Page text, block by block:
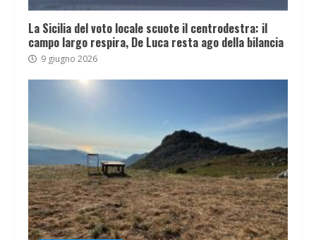
La Sicilia del voto locale scuote il centrodestra: il
campo largo respira, De Luca resta ago della bilancia
9 giugno 2026